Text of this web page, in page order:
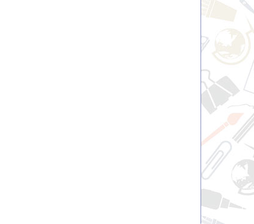
Карандаш
BRAUBERG
металлический корпус,
ластиком
4.02 pуб. c НДС